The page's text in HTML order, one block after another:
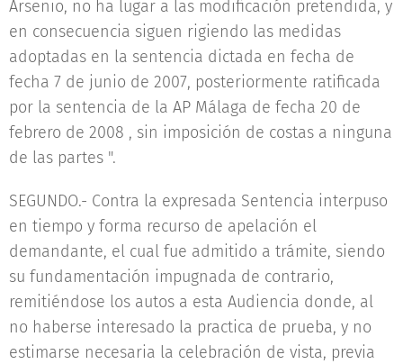
Arsenio, no ha lugar a las modificación pretendida, y
en consecuencia siguen rigiendo las medidas
adoptadas en la sentencia dictada en fecha de
fecha 7 de junio de 2007, posteriormente ratificada
por la sentencia de la AP Málaga de fecha 20 de
febrero de 2008 , sin imposición de costas a ninguna
de las partes ".
SEGUNDO.- Contra la expresada Sentencia interpuso
en tiempo y forma recurso de apelación el
demandante, el cual fue admitido a trámite, siendo
su fundamentación impugnada de contrario,
remitiéndose los autos a esta Audiencia donde, al
no haberse interesado la practica de prueba, y no
estimarse necesaria la celebración de vista, previa